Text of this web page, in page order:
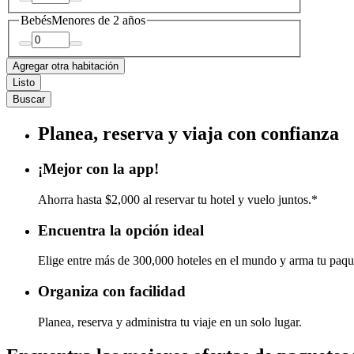
BebésMenores de 2 años
Agregar otra habitación
Listo
Buscar
Planea, reserva y viaja con confianza
¡Mejor con la app!
Ahorra hasta $2,000 al reservar tu hotel y vuelo juntos.*
Encuentra la opción ideal
Elige entre más de 300,000 hoteles en el mundo y arma tu
Organiza con facilidad
Planea, reserva y administra tu viaje en un solo lugar.